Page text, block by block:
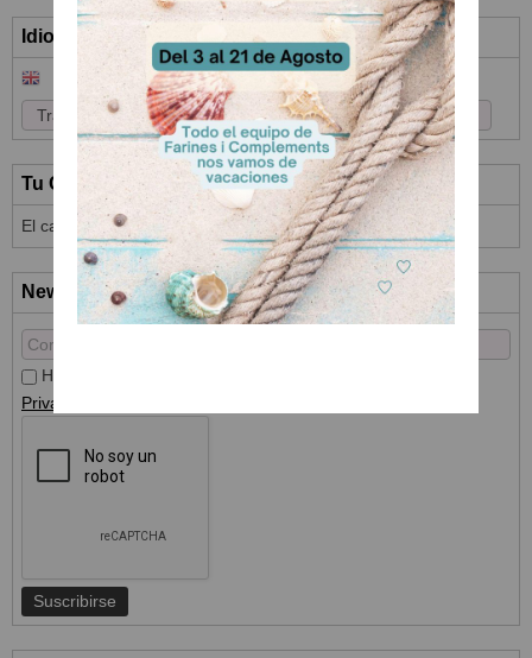
Idioma
Tu Carrito (0)
El carrito de la compra está vacío
Newsletter
He leído y acepto el
Privacidad